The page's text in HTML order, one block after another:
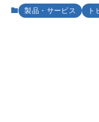
製品・サービス ト